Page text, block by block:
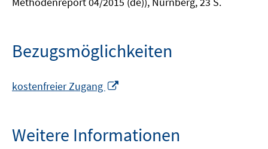
Bezugsmöglichkeiten
kostenfreier Zugang
öffnen
Weitere Informationen